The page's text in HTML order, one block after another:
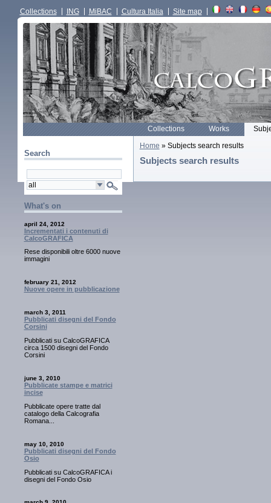
Collections ING MiBAC Cultura Italia Site map
Collections Works
Search
What's on
april 24, 2012
Incrementati i contenuti di
CalcoGRAFICA
Rese disponibili oltre 6000 nuove
immagini
february 21, 2012
Nuove opere in pubblicazione
march 3, 2011
Pubblicati disegni del Fondo
Corsini
Pubblicati su CalcoGRAFICA
circa 1500 disegni del Fondo
Corsini
june 3, 2010
Pubblicate stampe e matrici
incise
Pubblicate opere tratte dal
catalogo della Calcografia
Romana...
may 10, 2010
Pubblicati disegni del Fondo
Osio
Pubblicati su CalcoGRAFICA i
disegni del Fondo Osio
Home » Subjects search results
Subjects search results